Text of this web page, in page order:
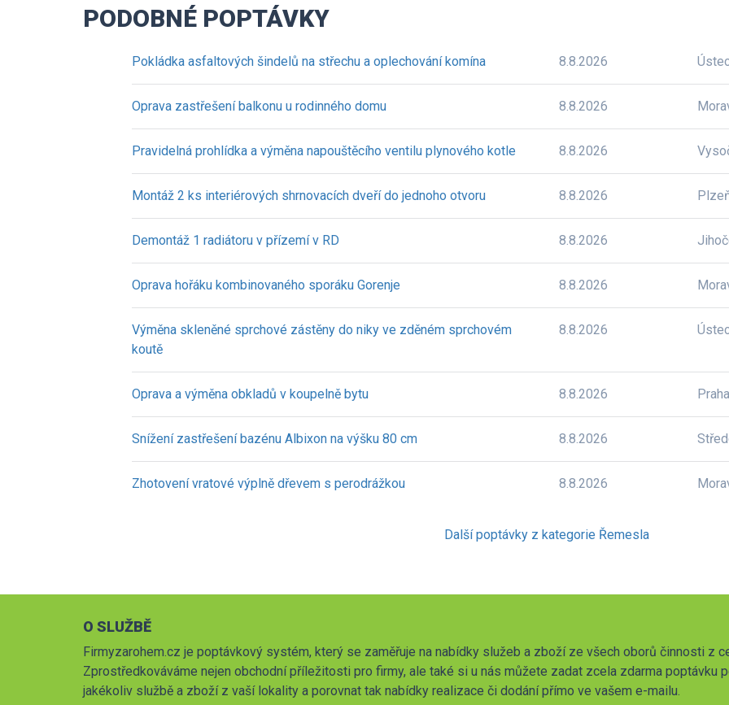
PODOBNÉ POPTÁVKY
Pokládka asfaltových šindelů na střechu a oplechování komína 8.8.2026
Oprava zastřešení balkonu u rodinného domu 8.8.2026
Pravidelná prohlídka a výměna napouštěcího ventilu plynového kotle 8.8.2026
Montáž 2 ks interiérových shrnovacích dveří do jednoho otvoru 8.8.2026
Demontáž 1 radiátoru v přízemí v RD 8.8.2026
Oprava hořáku kombinovaného sporáku Gorenje 8.8.2026
Výměna skleněné sprchové zástěny do niky ve zděném sprchovém
koutě
8.8.2026
Oprava a výměna obkladů v koupelně bytu 8.8.2026 Praha
Snížení zastřešení bazénu Albixon na výšku 80 cm 8.8.2026
Zhotovení vratové výplně dřevem s perodrážkou 8.8.2026
Další poptávky z kategorie Řemesla
O SLUŽBĚ
Firmyzarohem.cz je poptávkový systém, který se zaměřuje na nabídky služeb a zboží ze všech oborů činnosti z
Zprostředkováváme nejen obchodní příležitosti pro firmy, ale také si u nás můžete zadat zcela zdarma poptávku
jakékoliv službě a zboží z vaší lokality a porovnat tak nabídky realizace či dodání přímo ve vašem e-mailu.